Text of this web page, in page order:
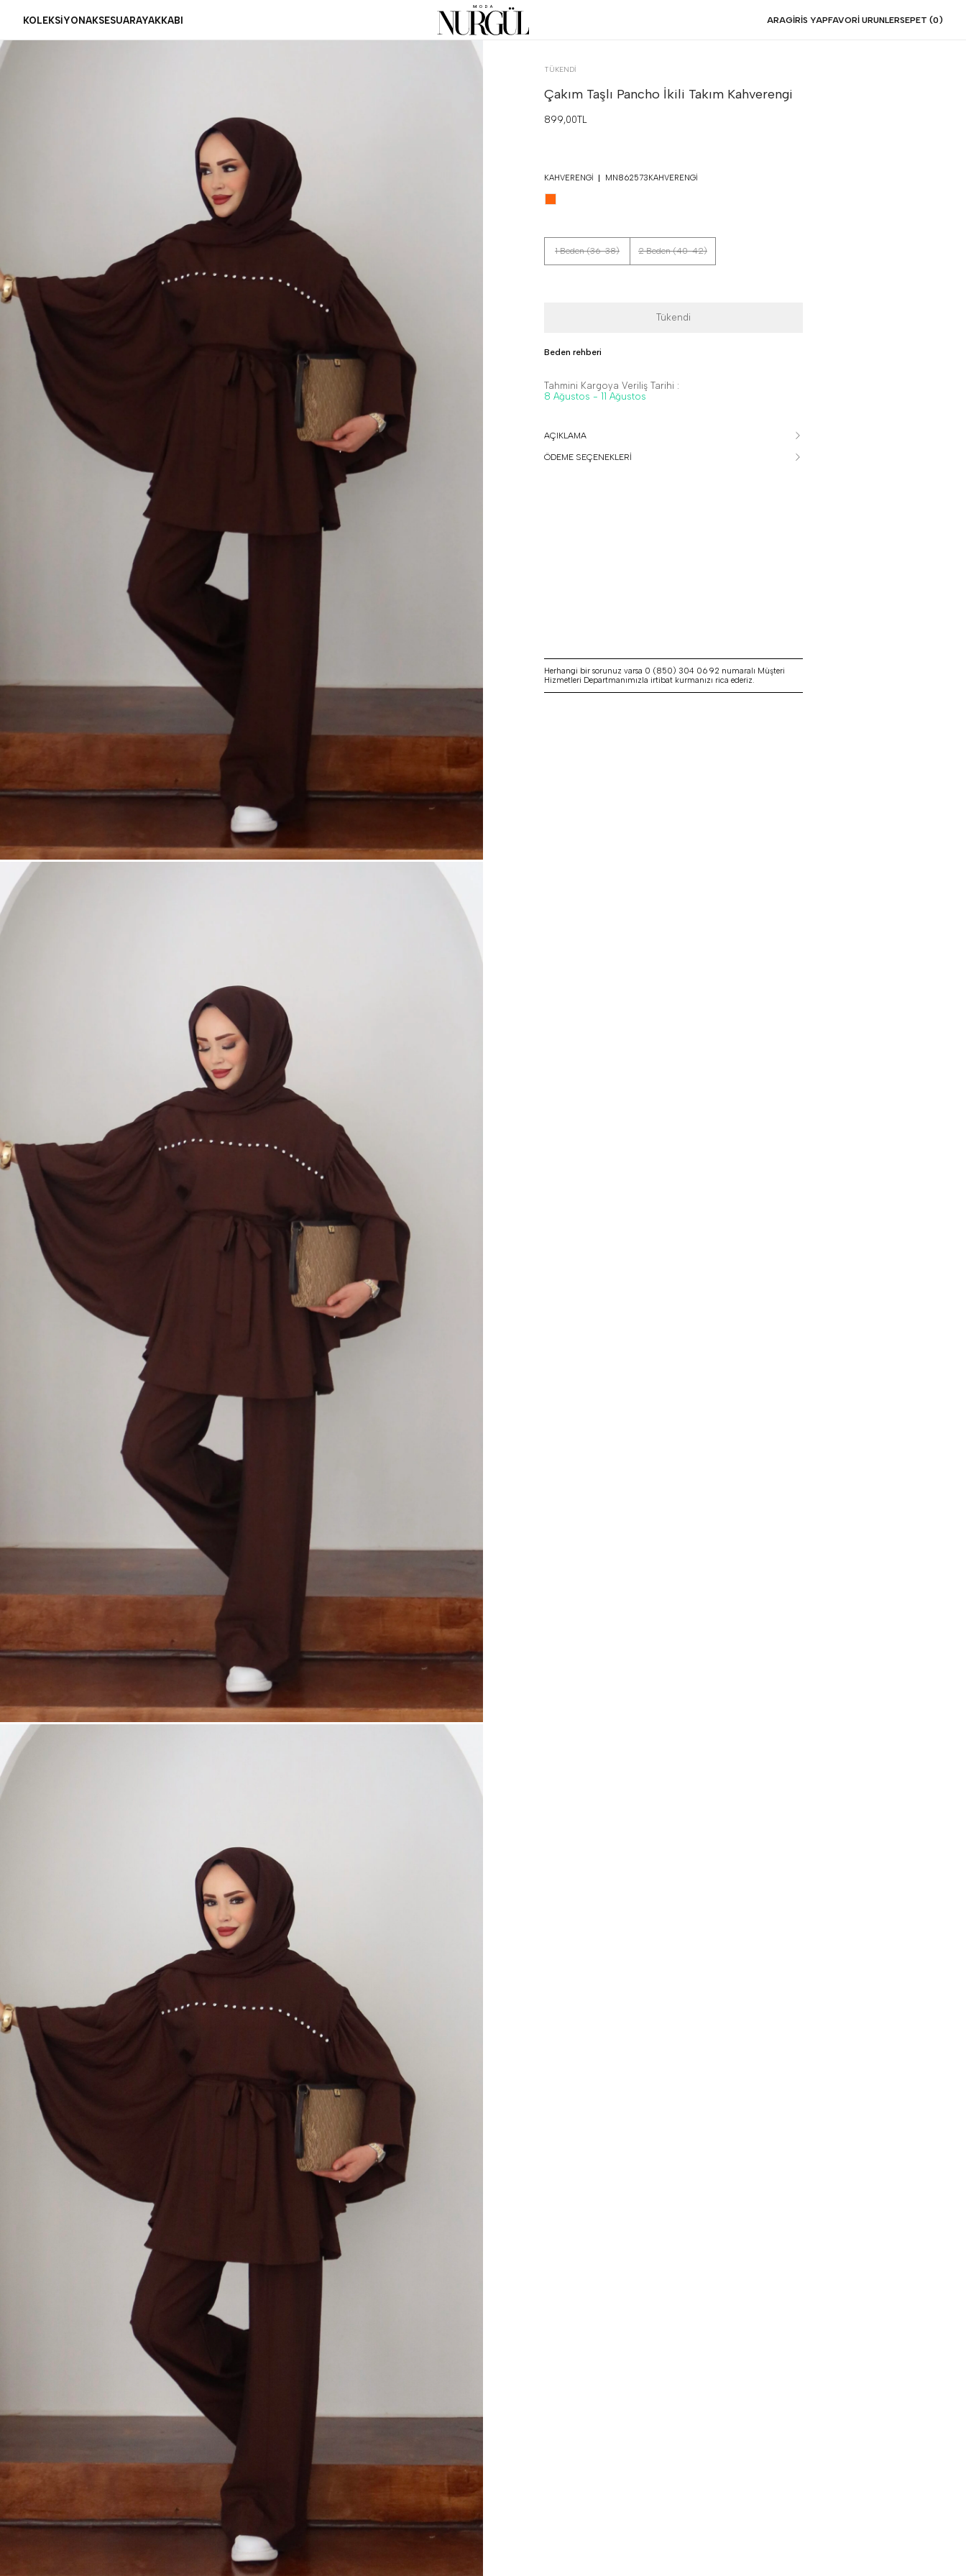
KOLEKSİYONAKSESUARAYAKKABI ARAGIRIS YAPFAVORI URUNLERSEPET (0 )
TÜKENDI
Çakım Taşlı Pancho İkili Takım Kahverengi
899,00TL
KAHVERENGI MN862573KAHVERENGI
1 Beden (36-38) 2 Beden (40-42)
Tükendi
Beden rehberi
Tahmini Kargoya Veriliş Tarihi :
8 Ağustos - 11 Ağustos
AÇIKLAMA
ÖDEME SEÇENEKLERİ
Herhangi bir sorunuz varsa 0 (850) 304 06 92 numaralı Müşteri
Hizmetleri Departmanımızla irtibat kurmanızı rica ederiz.